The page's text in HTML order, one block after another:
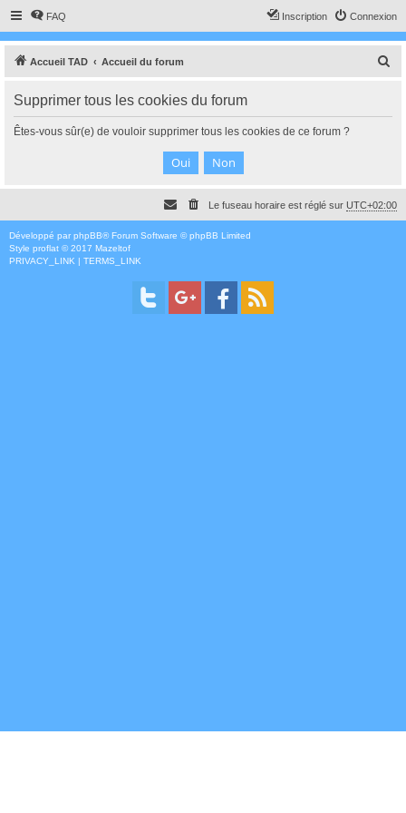
FAQ Connexion
Inscription
Accueil TAD Accueil du forum
c
h
Supprimer tous les cookies du forum
Êtes-vous sûr(e) de vouloir supprimer tous les cookies de ce forum ?
Le fuseau horaire est réglé sur UTC+02:00
Développé par phpBB® Forum Software © phpBB Limited
Style proflat © 2017 Mazeltof
PRIVACY_LINK | TERMS_LINK